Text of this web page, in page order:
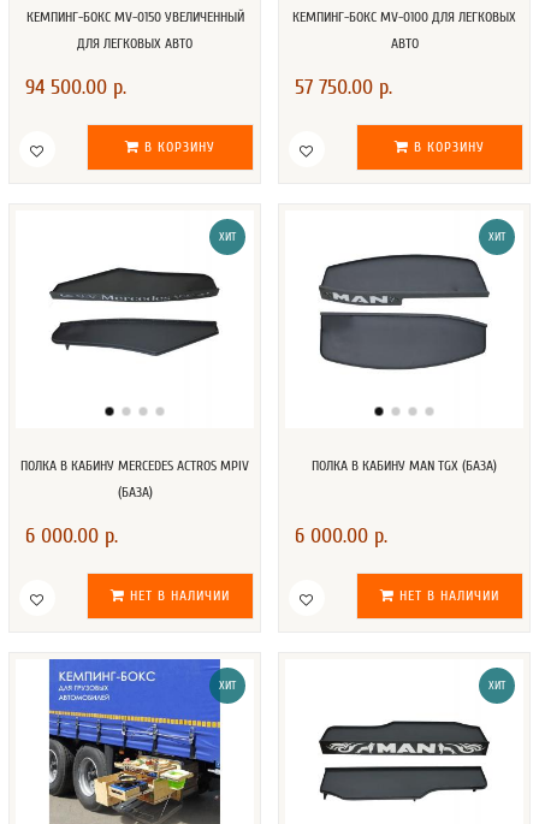
КЕМПИНГ-БОКС MV-0150 УВЕЛИЧЕННЫЙ
ДЛЯ ЛЕГКОВЫХ АВТО
94 500.00 р.
В КОРЗИНУ
КЕМПИНГ-БОКС MV-0100 ДЛЯ ЛЕГКОВЫХ
АВТО
57 750.00 р.
В КОРЗИНУ
ХИТ
ПОЛКА В КАБИНУ MERCEDES ACTROS MPIV
(БАЗА)
6 000.00 р.
НЕТ В НАЛИЧИИ
ХИТ
ПОЛКА В КАБИНУ MAN TGX (БАЗА)
6 000.00 р.
НЕТ В НАЛИЧИИ
ХИТ ХИТ